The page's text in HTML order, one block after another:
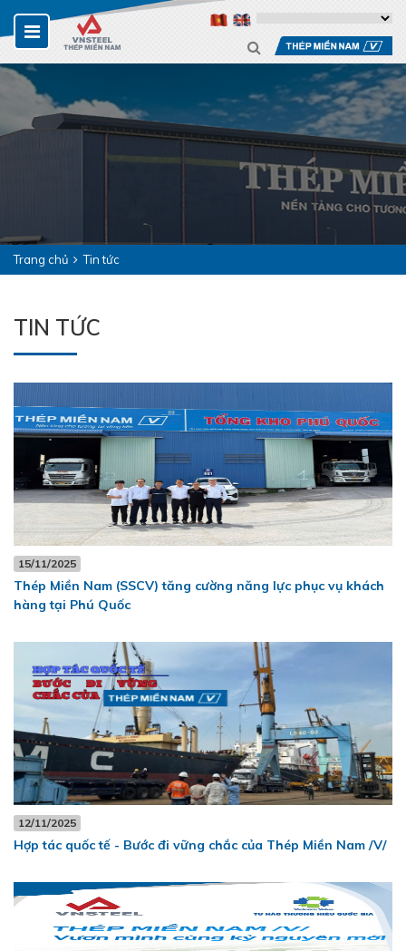
Trang chủ Tin tức
TIN TỨC
15/11/2025
Thép Miền Nam (SSCV) tăng cường năng lực phục vụ khách
hàng tại Phú Quốc
12/11/2025
Hợp tác quốc tế - Bước đi vững chắc của Thép Miền Nam /V/